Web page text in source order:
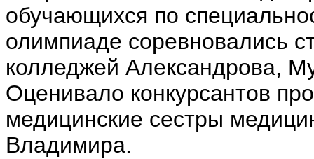
обучающихся по
олимпиаде соревновались
колледжей Александрова,
Оценивало конкурсантов
медицинские сестры
Владимира.